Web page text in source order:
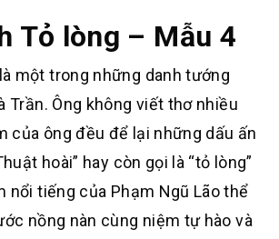
Tỏ lòng – Mẫu 4
một trong những danh tướng
Trần. Ông không viết thơ nhiều
của ông đều để lại những dấu ấn
hoài” hay còn gọi là “tỏ lòng”
nổi tiếng của Phạm Ngũ Lão thể
nồng nàn cùng niệm tự hào và